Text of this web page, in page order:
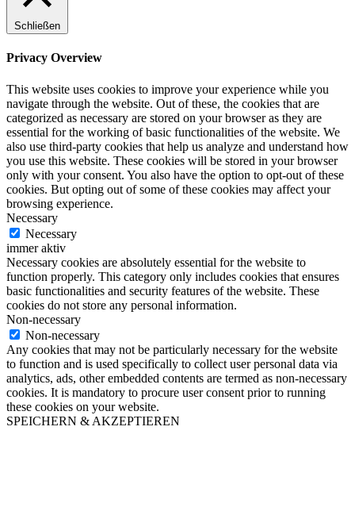
Schließen
Privacy Overview
This website uses cookies to improve your experience while you
navigate through the website. Out of these, the cookies that are
categorized as necessary are stored on your browser as they are
essential for the working of basic functionalities of the website. We
also use third-party cookies that help us analyze and understand how
you use this website. These cookies will be stored in your browser
only with your consent. You also have the option to opt-out of these
cookies. But opting out of some of these cookies may affect your
browsing experience.
Necessary
Necessary
immer aktiv
Necessary cookies are absolutely essential for the website to
function properly. This category only includes cookies that ensures
basic functionalities and security features of the website. These
cookies do not store any personal information.
Non-necessary
Non-necessary
Any cookies that may not be particularly necessary for the website
to function and is used specifically to collect user personal data via
analytics, ads, other embedded contents are termed as non-necessary
cookies. It is mandatory to procure user consent prior to running
these cookies on your website.
SPEICHERN & AKZEPTIEREN